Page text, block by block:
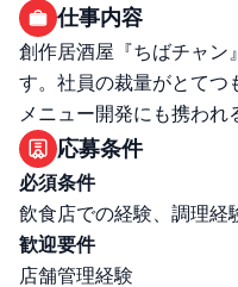
仕事内容
創作居酒屋『ちばチャン
す。社員の裁量がとてつ
メニュー開発にも携われ
応募条件
必須条件
飲食店での経験、調理経
歓迎要件
店舗管理経験